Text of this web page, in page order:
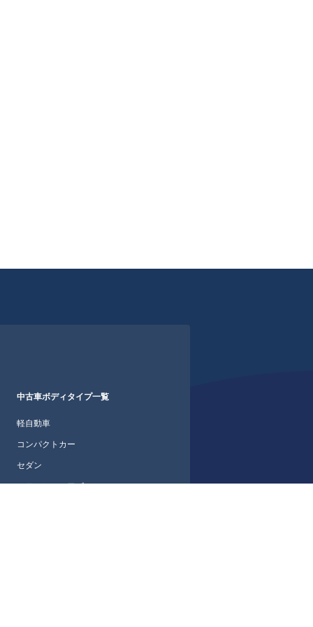
中古車ボディタイプ一覧
軽自動車
コンパクトカー
セダン
ステーションワゴン